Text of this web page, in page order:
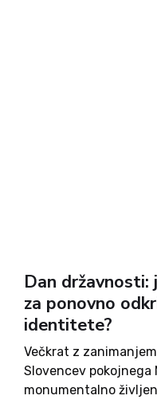
Dan državnosti:
za ponovno
identitete?
Večkrat z
Slovencev pokojnega
monumentalno